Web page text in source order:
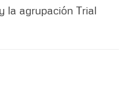
la agrupación Trial